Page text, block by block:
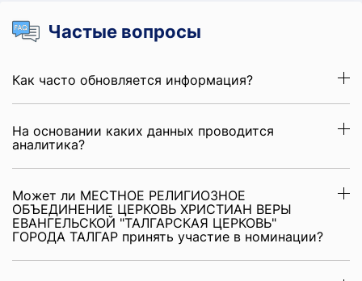
Частые вопросы
Как часто обновляется информация?
На основании каких данных проводится
аналитика?
Может ли МЕСТНОЕ РЕЛИГИОЗНОЕ
ОБЪЕДИНЕНИЕ ЦЕРКОВЬ ХРИСТИАН ВЕРЫ
ЕВАНГЕЛЬСКОЙ "ТАЛГАРСКАЯ ЦЕРКОВЬ"
ГОРОДА ТАЛГАР принять участие в номинации?